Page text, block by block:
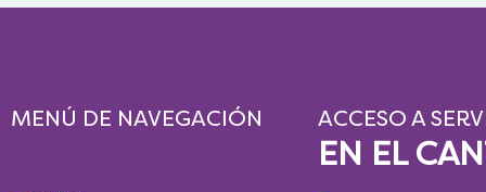
MENÚ DE NAVEGACIÓN ACCESO A
EN EL